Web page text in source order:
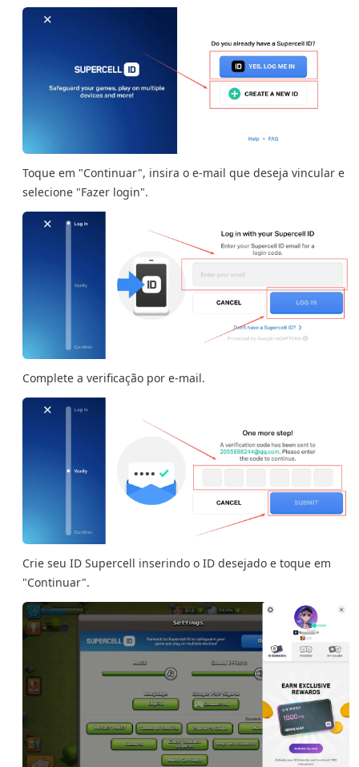
Toque em "Continuar", insira o e-mail que deseja vincular e
selecione "Fazer login".
Complete a verificação por e-mail.
Crie seu ID Supercell inserindo o ID desejado e toque em
"Continuar".